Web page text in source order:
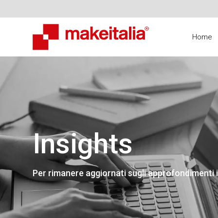
Home
Insights
Per rimanere aggiornati sugli approfondimenti